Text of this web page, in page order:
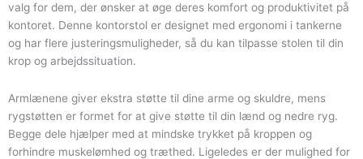
antal
valg for dem, der ønsker at øge deres komfort og produktivitet på
kontoret. Denne kontorstol er designet med ergonomi i tankerne
og har flere justeringsmuligheder, så du kan tilpasse stolen til din
krop og arbejdssituation.
Armlænene giver ekstra støtte til dine arme og skuldre, mens
rygstøtten er formet for at give støtte til din lænd og nedre ryg.
Begge dele hjælper med at mindske trykket på kroppen og
forhindre muskelømhed og træthed. Ligeledes er der mulighed for